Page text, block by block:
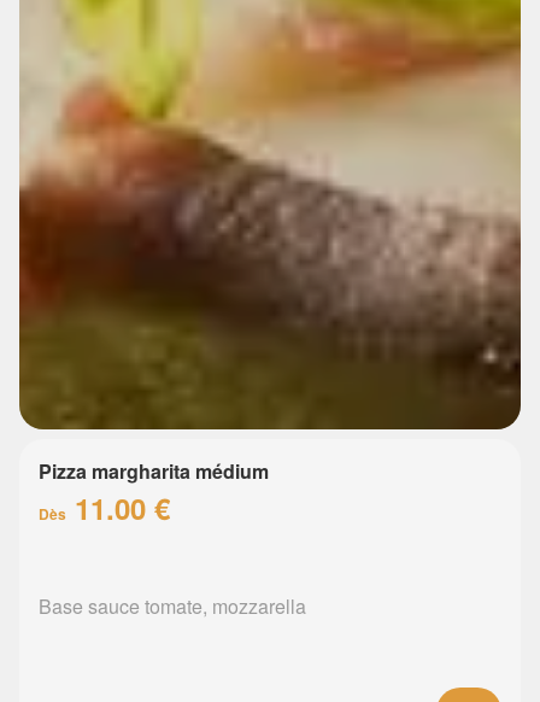
Pizza margharita médium
Dès 11.00 €
Base sauce tomate, mozzarella